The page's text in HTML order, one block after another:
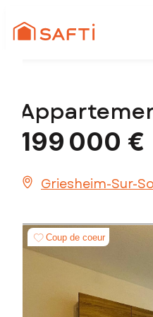
199 000 €
Griesheim-Sur-
Coup de coeur